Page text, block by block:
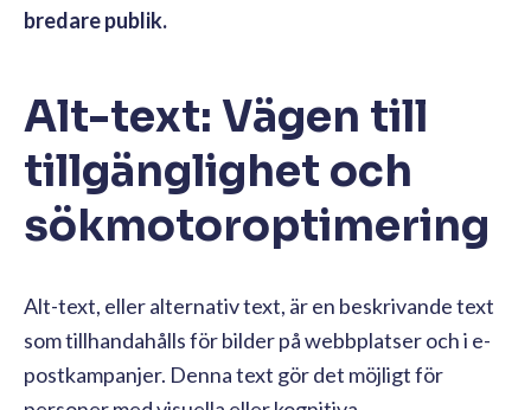
bredare publik.
Alt-text: Vägen till
tillgänglighet och
sökmotoroptimering
Alt-text, eller alternativ text, är en beskrivande text
som tillhandahålls för bilder på webbplatser och i e-
postkampanjer. Denna text gör det möjligt för